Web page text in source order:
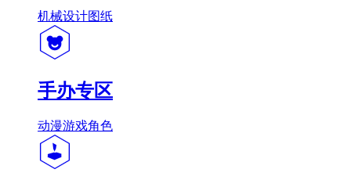
机械设计图纸
手办专区
动漫游戏角色